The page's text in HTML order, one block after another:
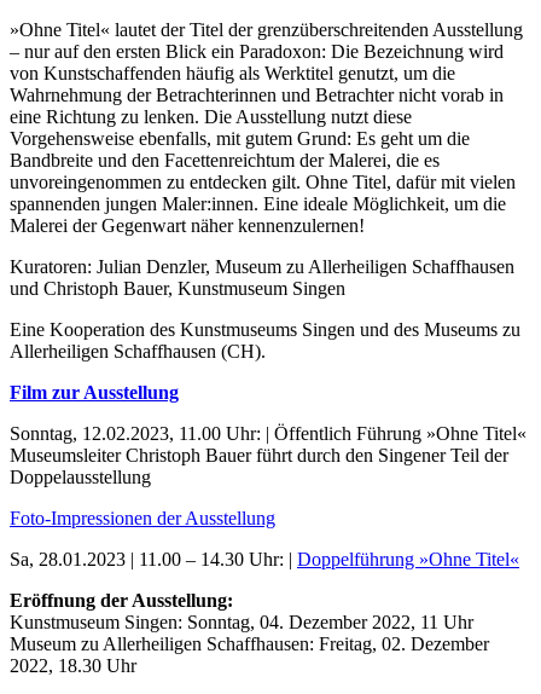
Buchtipps von Prof. Uli Rothfuss
Harald Schwiers
Haralds Streifzüge
Kunstausflüge mit Sigrid Balke
Marc Peschke – Out of The Länd
Buchtipps von Uli Rothfuss
Hausbesuche
»Ohne Titel« lautet der Titel der grenzüberschreitenden Ausstellung
– nur auf den ersten Blick ein Paradoxon: Die Bezeichnung wird
von Kunstschaffenden häufig als Werktitel genutzt, um die
Wahrnehmung der Betrachterinnen und Betrachter nicht vorab in
eine Richtung zu lenken. Die Ausstellung nutzt diese
Vorgehensweise ebenfalls, mit gutem Grund: Es geht um die
Bandbreite und den Facettenreichtum der Malerei, die es
unvoreingenommen zu entdecken gilt. Ohne Titel, dafür mit vielen
spannenden jungen Maler:innen. Eine ideale Möglichkeit, um die
Malerei der Gegenwart näher kennenzulernen!
Kuratoren: Julian Denzler, Museum zu Allerheiligen Schaffhausen
und Christoph Bauer, Kunstmuseum Singen
Eine Kooperation des Kunstmuseums Singen und des Museums zu
Allerheiligen Schaffhausen (CH).
Film zur Ausstellung
Sonntag, 12.02.2023, 11.00 Uhr: | Öffentlich Führung »Ohne Titel«
Museumsleiter Christoph Bauer führt durch den Singener Teil der
Doppelausstellung
Foto-Impressionen der Ausstellung
Sa, 28.01.2023 | 11.00 – 14.30 Uhr: | Doppelführung »Ohne Titel«
Eröffnung der Ausstellung:
Kunstmuseum Singen: Sonntag, 04. Dezember 2022, 11 Uhr
Museum zu Allerheiligen Schaffhausen: Freitag, 02. Dezember
2022, 18.30 Uhr